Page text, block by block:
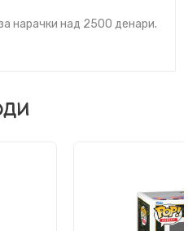
нарачки над 2500 денари.